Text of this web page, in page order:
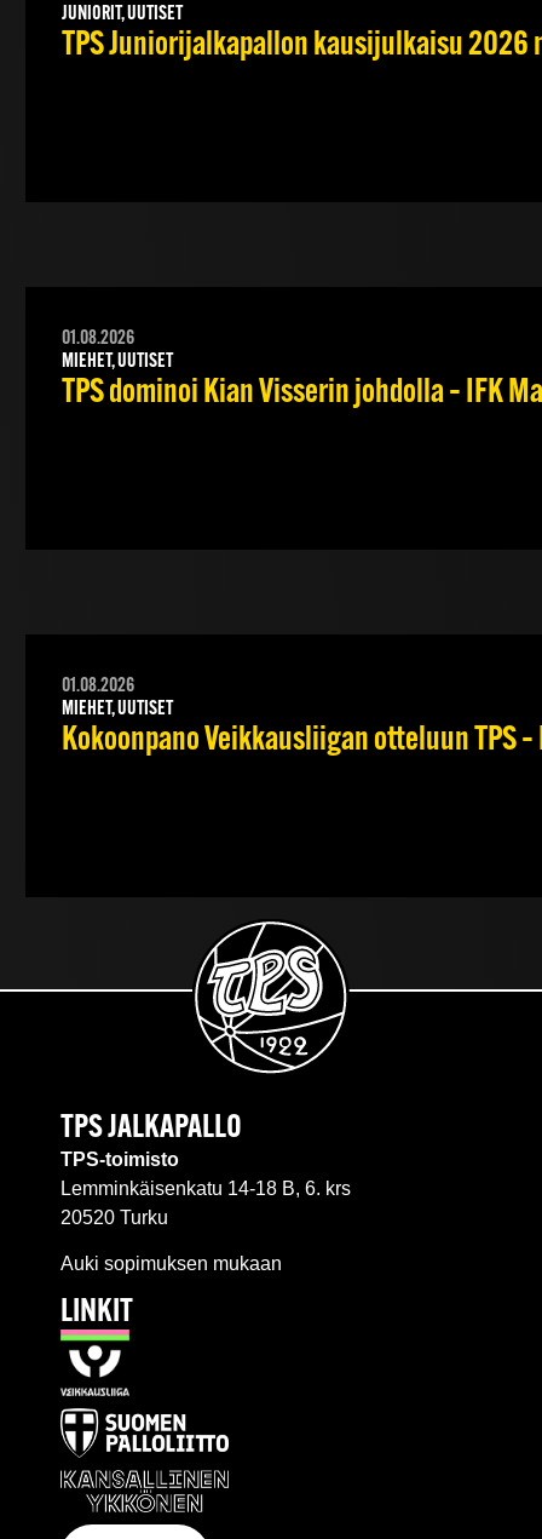
JUNIORIT, UUTISET
TPS Juniorijalkapallon kausijulkaisu 2026
01.08.2026
MIEHET, UUTISET
TPS dominoi Kian Visserin johdolla – IFK
01.08.2026
MIEHET, UUTISET
Kokoonpano Veikkausliigan otteluun TPS
TPS JALKAPALLO
TPS-toimisto
Lemminkäisenkatu 14-18 B, 6. krs
20520 Turku
Auki sopimuksen mukaan
LINKIT